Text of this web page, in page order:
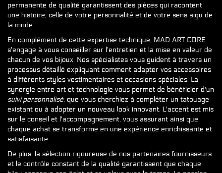
permanente de qualité garantissent des pièces qui racontent
une histoire, celle de votre personnalité et de votre sens aigu de
la mode.
En complément de cette expertise technique, MAD ART CORE
s'engage à vous conseiller sur l'entretien et la mise en valeur de
chacun de vos bijoux. Nos spécialistes vous guident à travers un
processus détaillé expliquant comment adapter vos accessoires
à différents styles vestimentaires et occasions spéciales. La
synergie entre art et technologie vous permet de bénéficier d'un
suivi personnalisé, que vous cherchiez à compléter un tatouage
existant ou à adopter un nouveau look innovant. L'accent est mis
sur le conseil et l'accompagnement, vous assurant ainsi que
chaque achat se transforme en une expérience enrichissante et
satisfaisante.
De plus, la sélection rigoureuse de nos partenaires fournisseurs
et le contrôle constant de la qualité garantissent que chaque